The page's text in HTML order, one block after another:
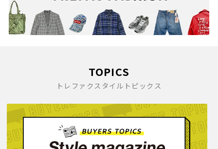
TOPICS
トレファクスタイルトピックス